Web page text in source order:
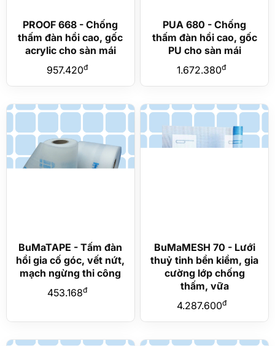
PROOF 668 - Chống
thấm đàn hồi cao, gốc
acrylic cho sàn mái
957.420đ
PUA 680 - Chống
thấm đàn hồi cao, gốc
PU cho sàn mái
1.672.380đ
BuMaTAPE - Tấm đàn
hồi gia cố góc, vết nứt,
mạch ngừng thi công
453.168đ
BuMaMESH 70 - Lưới
thuỷ tinh bền kiềm, gia
cường lớp chống
thấm, vữa
4.287.600đ